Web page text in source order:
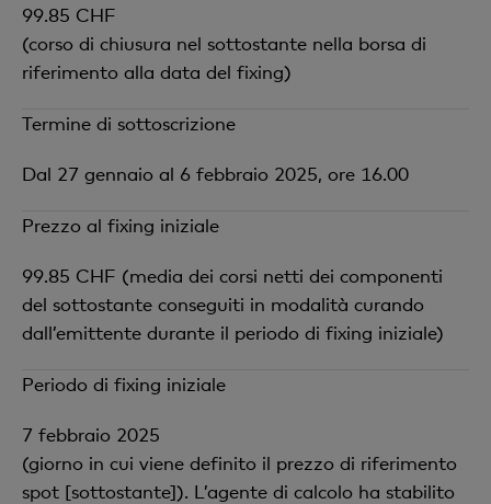
99.85 CHF
(corso di chiusura nel sottostante nella borsa di
riferimento alla data del fixing)
Termine di sottoscrizione
Dal 27 gennaio al 6 febbraio 2025, ore 16.00
Prezzo al fixing iniziale
99.85 CHF (media dei corsi netti dei componenti
del sottostante conseguiti in modalità curando
dall’emittente durante il periodo di fixing iniziale)
Periodo di fixing iniziale
7 febbraio 2025
(giorno in cui viene definito il prezzo di riferimento
spot [sottostante]). L’agente di calcolo ha stabilito